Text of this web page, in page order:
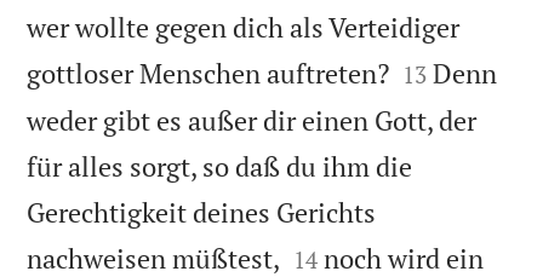
wer wollte gegen dich als Verteidiger
gottloser Menschen auftreten?
13 Denn
weder gibt es außer dir einen Gott, der
für alles sorgt, so daß du ihm die
Gerechtigkeit deines Gerichts
nachweisen müßtest, 

14 noch wird ein